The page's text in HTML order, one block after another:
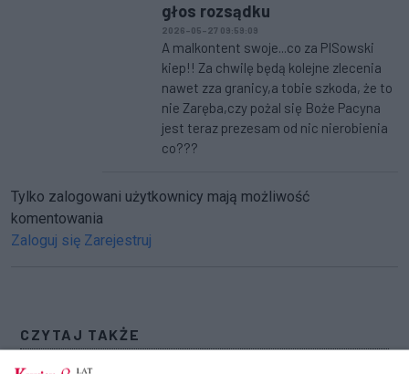
głos rozsądku
2026-05-27 09:59:09
A malkontent swoje...co za PISowski
kiep!! Za chwilę będą kolejne zlecenia
nawet zza granicy,a tobie szkoda, że to
nie Zaręba,czy pożal się Boże Pacyna
jest teraz prezesam od nic nierobienia
co???
Tylko zalogowani użytkownicy mają możliwość
komentowania
Zaloguj się Zarejestruj
CZYTAJ TAKŻE